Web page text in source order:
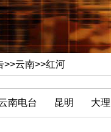
>>云南>>红河
南电台 昆明 大理